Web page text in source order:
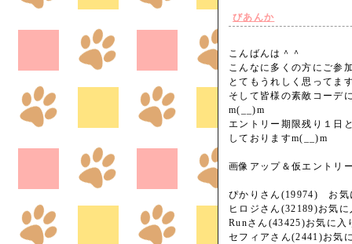
びあんか
こんばんは＾＾
こんなに多くの方にご参
とてもうれしく思ってま
そして皆様の素敵コーデ
m(__)m
エントリー期限残り１日
しておりますm(__)m
画像アップ＆仮エントリ
ぴかりさん(19974) お
ヒロジさん(32189)お気
Runさん(43425)お気に入
セフィアさん(2441)お気